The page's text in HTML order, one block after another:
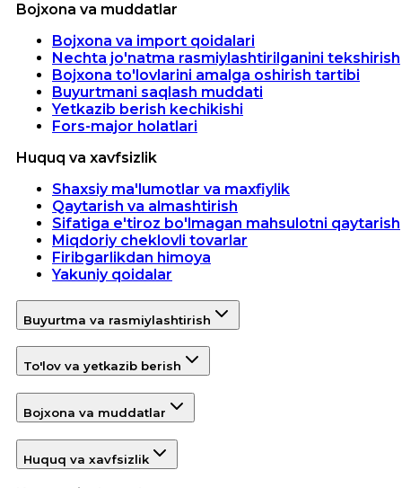
Bojxona va muddatlar
Bojxona va import qoidalari
Nechta jo'natma rasmiylashtirilganini tekshirish
Bojxona to'lovlarini amalga oshirish tartibi
Buyurtmani saqlash muddati
Yetkazib berish kechikishi
Fors-major holatlari
Huquq va xavfsizlik
Shaxsiy ma'lumotlar va maxfiylik
Qaytarish va almashtirish
Sifatiga e'tiroz bo'lmagan mahsulotni qaytarish
Miqdoriy cheklovli tovarlar
Firibgarlikdan himoya
Yakuniy qoidalar
Buyurtma va rasmiylashtirish
To'lov va yetkazib berish
Bojxona va muddatlar
Huquq va xavfsizlik